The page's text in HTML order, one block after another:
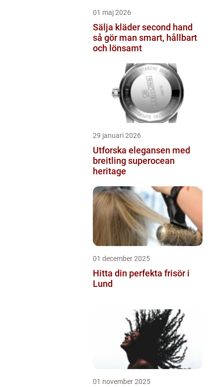
01 maj 2026
Sälja kläder second hand
så gör man smart, hållbart
och lönsamt
29 januari 2026
Utforska elegansen med
breitling superocean
heritage
01 december 2025
Hitta din perfekta frisör i
Lund
01 november 2025